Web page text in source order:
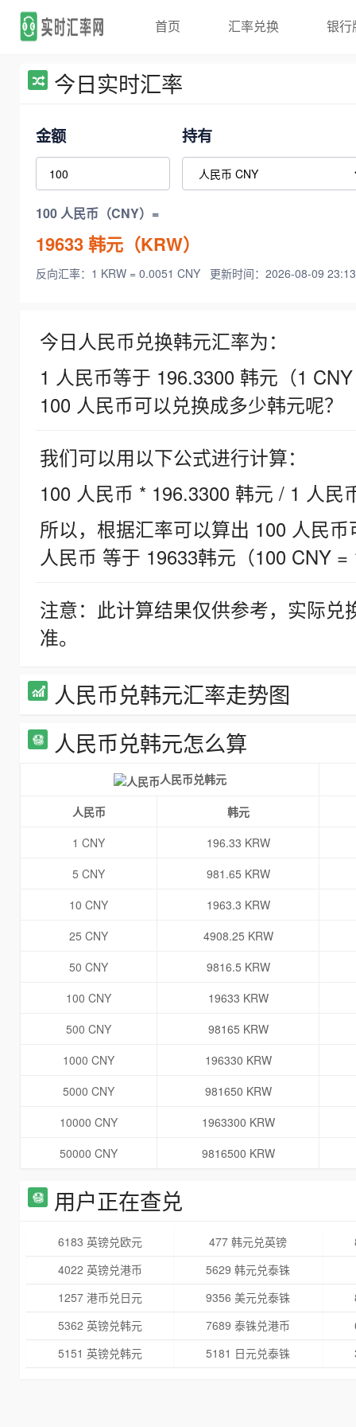
首页 汇率兑换 银行
今日实时汇率
金额 持有
100 人民币（CNY）=
19633韩元（KRW）
反向汇率：1 KRW = 0.0051 CNY 更新时间：2026-08-09
今日人民币兑换韩元汇率为：
1 人民币等于 196.3300 韩元（1
100 人民币可以兑换成多少韩元呢？
我们可以用以下公式进行计算：
100 人民币 * 196.3300 韩元 / 1 人民
所以，根据汇率可以算出 100 人民
人民币 等于 19633韩元（100 CNY =
注意：此计算结果仅供参考，实际
准。
人民币兑韩元汇率走势图
人民币兑韩元怎么算
人民币兑韩元
人民币
韩元
1 CNY
196.33 KRW
5 CNY
981.65 KRW
10 CNY
1963.3 KRW
25 CNY
4908.25 KRW
50 CNY
9816.5 KRW
100 CNY
19633 KRW
500 CNY
98165 KRW
1000 CNY
196330 KRW
5000 CNY
981650 KRW
10000 CNY
1963300 KRW
50000 CNY
9816500 KRW
用户正在查兑
6183 英镑兑欧元 477 韩元兑英镑
4022 英镑兑港币
5629 韩元兑泰铢
1257 港币兑日元
9356 美元兑泰铢
5362 英镑兑韩元
7689 泰铢兑港币
5151 英镑兑韩元
5181 日元兑泰铢